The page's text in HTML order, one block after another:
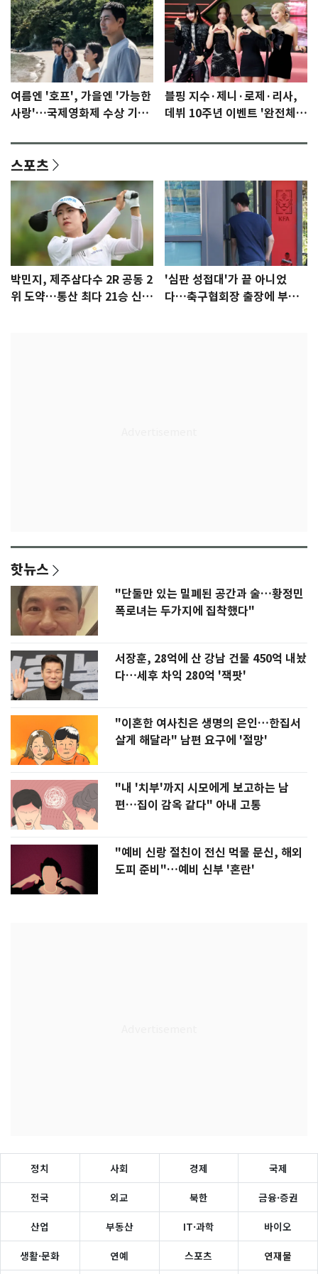
여름엔 '호프', 가을엔 '가능한
사랑'…국제영화제 수상 기대
블핑 지수·제니·로제·리사,
데뷔 10주년 이벤트 '완전체'
스포츠
박민지, 제주삼다수 2R 공동 2
위 도약…통산 최다 21승 신기
'심판 성접대'가 끝 아니었
다…축구협회장 출장에 부인
핫뉴스
"단둘만 있는 밀폐된 공간과 술…황정민
폭로녀는 두가지에 집착했다"
서장훈, 28억에 산 강남 건물 450억 내놨
다…세후 차익 280억 '잭팟'
"이혼한 여사친은 생명의 은인…한집서
살게 해달라" 남편 요구에 '절망'
"내 '치부'까지 시모에게 보고하는 남
편…집이 감옥 같다" 아내 고통
"예비 신랑 절친이 전신 먹물 문신, 해외
도피 준비"…예비 신부 '혼란'
정치 사회 경제 국제
전국 외교 북한 금융·증권
산업 부동산 IT·과학 바이오
생활·문화 연예 스포츠 연재물